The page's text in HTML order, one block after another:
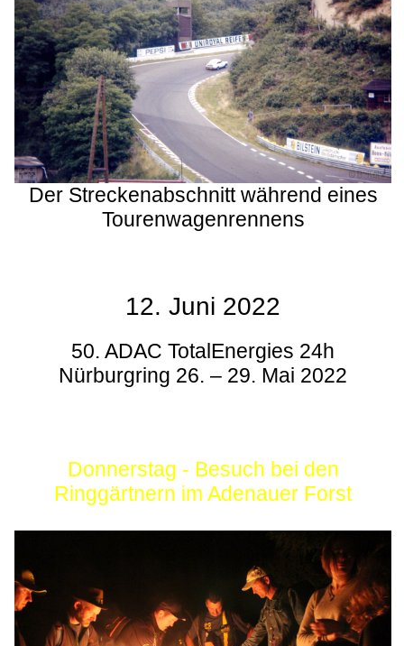
Der Streckenabschnitt während eines
Tourenwagenrennens
12. Juni 2022
50. ADAC TotalEnergies 24h
Nürburgring 26. – 29. Mai 2022
Donnerstag - Besuch bei den
Ringgärtnern im Adenauer Forst